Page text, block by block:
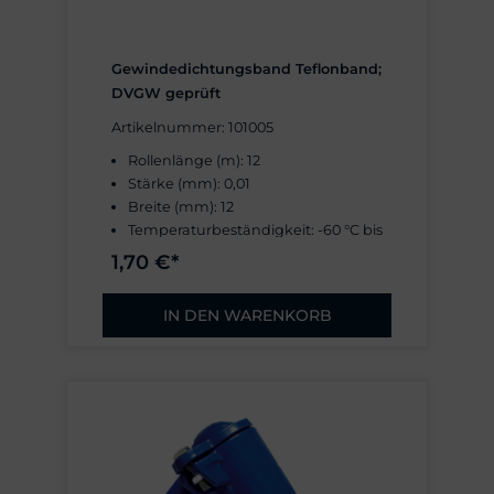
Gewindedichtungsband Teflonband;
DVGW geprüft
Artikelnummer: 101005
Rollenlänge (m): 12
Stärke (mm): 0,01
Breite (mm): 12
Temperaturbeständigkeit: -60 °C bis
+260 °C
1,70 €*
IN DEN WARENKORB